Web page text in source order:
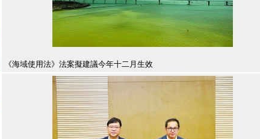
《海域使用法》法案擬建議今年十二月生效